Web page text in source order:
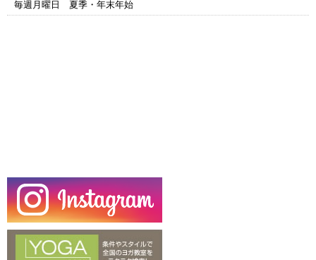
毎週月曜日 夏季・年末年始